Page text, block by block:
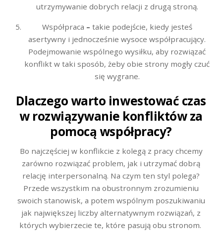
utrzymywanie dobrych relacji z drugą stroną.
Współpraca – takie podejście, kiedy jesteś
asertywny i jednocześnie wysoce współpracujący.
Podejmowanie wspólnego wysiłku, aby rozwiązać
konflikt w taki sposób, żeby obie strony mogły czuć
się wygrane.
Dlaczego warto inwestować czas
w rozwiązywanie konfliktów za
pomocą współpracy?
Bo najczęściej w konflikcie z kolegą z pracy chcemy
zarówno rozwiązać problem, jak i utrzymać dobrą
relację interpersonalną. Na czym ten styl polega?
Przede wszystkim na obustronnym zrozumieniu
swoich stanowisk, a potem wspólnym poszukiwaniu
jak największej liczby alternatywnym rozwiązań, z
których wybierzecie te, które pasują obu stronom.